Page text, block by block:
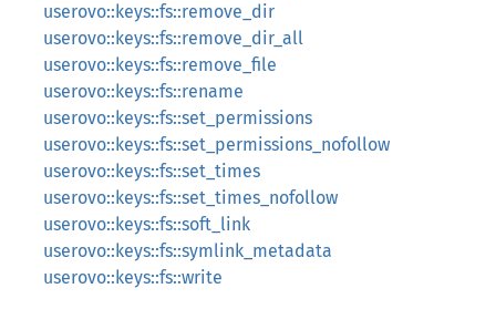
userovo::keys::fs::remove_dir
userovo::keys::fs::remove_dir_all
userovo::keys::fs::remove_file
userovo::keys::fs::rename
userovo::keys::fs::set_permissions
userovo::keys::fs::set_permissions_nofollow
userovo::keys::fs::set_times
userovo::keys::fs::set_times_nofollow
userovo::keys::fs::soft_link
userovo::keys::fs::symlink_metadata
userovo::keys::fs::write